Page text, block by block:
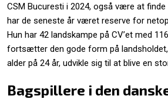
CSM Bucuresti i 2024, også være at finde
har de seneste år været reserve for
Hun har 42 landskampe på CV’et med
fortsætter den gode form på landsholdet,
alder på 24 år, udvikle sig til at blive en
Bagspillere i den